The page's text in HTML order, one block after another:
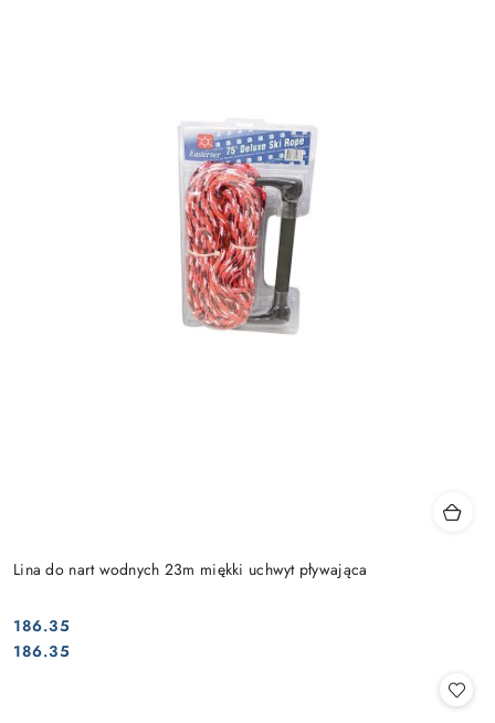
Lina do nart wodnych 23m miękki uchwyt pływająca
Cena:
186.35
Cena:
186.35